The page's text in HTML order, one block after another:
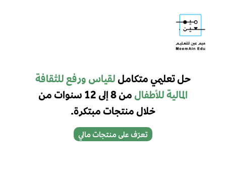
حل تعليمي متكامل لقياس ورفع للثقافة
المالية للأطفال
من 8 إلى 12 سنوات من
خلال منتجات مبتكرة.​
تعرّف على منتجات مالي